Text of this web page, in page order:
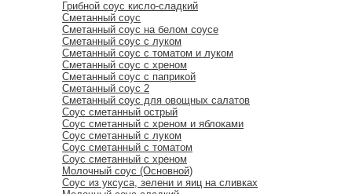
Грибной соус кисло-сладкий
Сметанный соус
Сметанный соус на белом соусе
Сметанный соус с луком
Сметанный соус с томатом и луком
Сметанный соус с хреном
Сметанный соус с паприкой
Сметанный соус 2
Сметанный соус для овощных салатов
Соус сметанный острый
Соус сметанный с хреном и яблоками
Соус сметанный с луком
Соус сметанный с томатом
Соус сметанный с хреном
Молочный соус (Основной)
Соус из уксуса, зелени и яиц на сливках